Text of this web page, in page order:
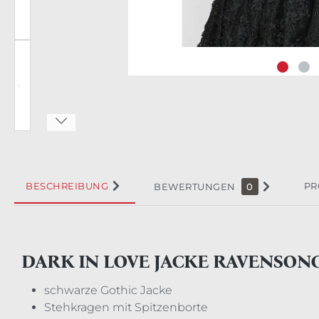
BESCHREIBUNG BEWERTUNGEN 0
DARK IN LOVE JACKE
schwarze Gothic Jacke
Stehkragen mit Spitzenborte